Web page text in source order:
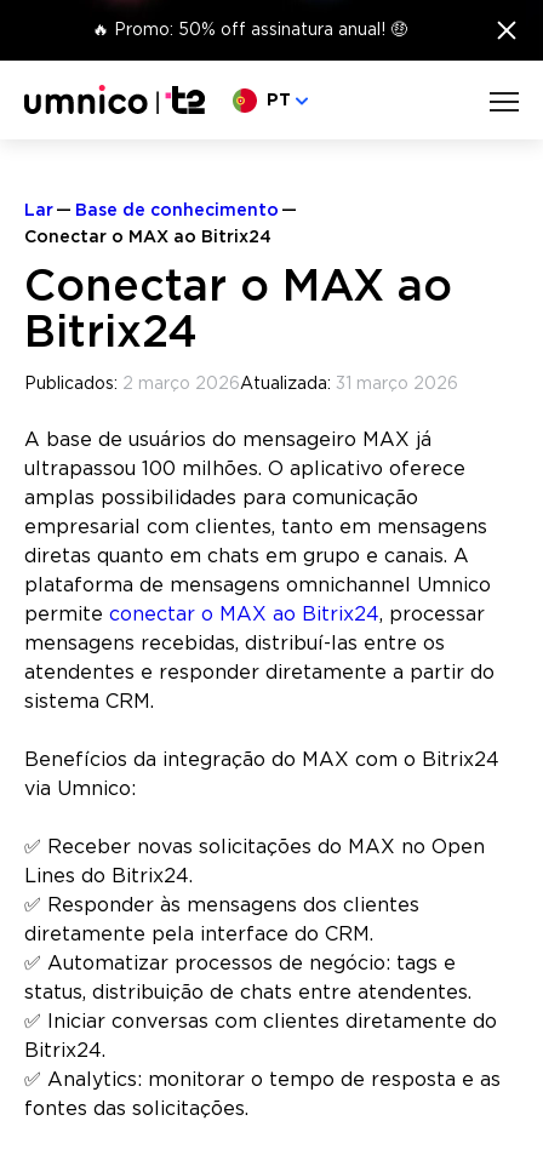
🔥 Promo: 50% off assinatura anual! 🤑 ×
Escolha o seu idioma
PT
Lar
Base de conhecimento
Conectar o MAX ao Bitrix24
Conectar o MAX ao
Bitrix24
Publicados: 2 março 2026Atualizada: 31 março 2026
A base de usuários do mensageiro MAX já
ultrapassou 100 milhões. O aplicativo oferece
amplas possibilidades para comunicação
empresarial com clientes, tanto em mensagens
diretas quanto em chats em grupo e canais. A
plataforma de mensagens omnichannel Umnico
permite conectar o MAX ao Bitrix24, processar
mensagens recebidas, distribuí-las entre os
atendentes e responder diretamente a partir do
sistema CRM.
Benefícios da integração do MAX com o Bitrix24
via Umnico:
✅ Receber novas solicitações do MAX no Open
Lines do Bitrix24.
✅ Responder às mensagens dos clientes
diretamente pela interface do CRM.
✅ Automatizar processos de negócio: tags e
status, distribuição de chats entre atendentes.
✅ Iniciar conversas com clientes diretamente do
Bitrix24.
✅ Analytics: monitorar o tempo de resposta e as
fontes das solicitações.